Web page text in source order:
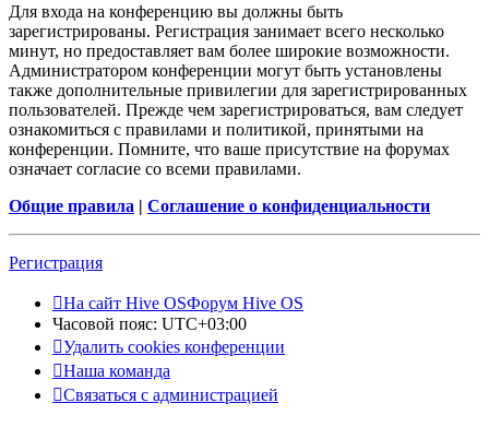
Для входа на конференцию вы должны быть
зарегистрированы. Регистрация занимает всего несколько
минут, но предоставляет вам более широкие возможности.
Администратором конференции могут быть установлены
также дополнительные привилегии для зарегистрированных
пользователей. Прежде чем зарегистрироваться, вам следует
ознакомиться с правилами и политикой, принятыми на
конференции. Помните, что ваше присутствие на форумах
означает согласие со всеми правилами.
Общие правила | Соглашение о конфиденциальности
Регистрация
На сайт Hive OSФорум Hive OS
Часовой пояс: UTC+03:00
Удалить cookies конференции
Наша команда
Связаться с администрацией